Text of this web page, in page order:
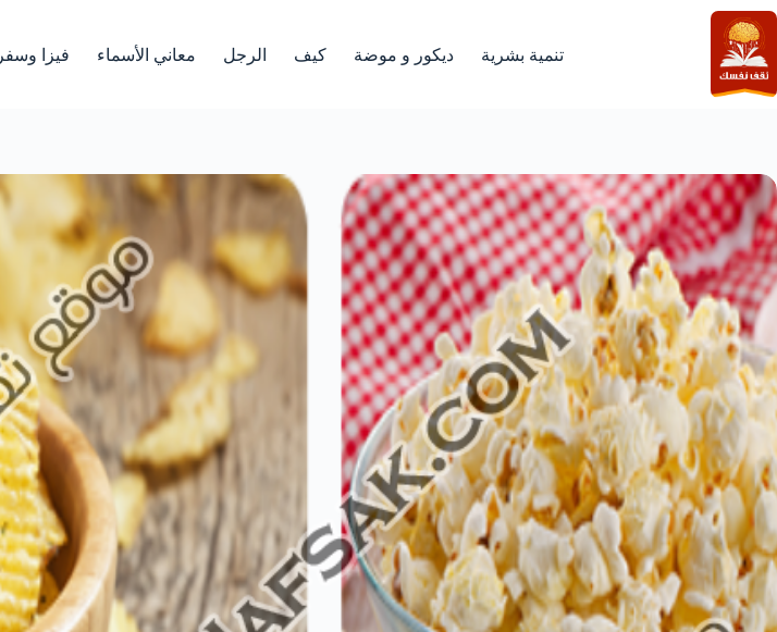
التجاوز
إلى
المحتوى
تنمية بشرية ديكور و موضة كيف الرجل معاني الأسماء فيزا وسفر